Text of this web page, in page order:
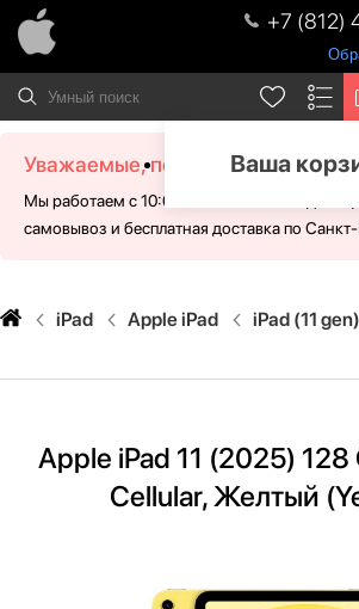
+7 (812)
Ваша
Уважаемые, посетители!
Мы работаем с 10:00 - 21:00 без выходных.
самовывоз и бесплатная доставка по
iPad Apple iPad iPad (11 gen)
Apple iPad 11 (2025) 128
Cellular, Желтый